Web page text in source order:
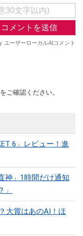
ご確認ください。
6」レビュー！進
神」1時間だけ通知
大賞はあのAI！ほ